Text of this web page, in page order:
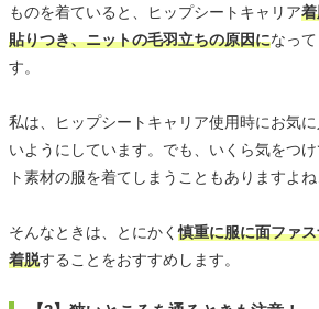
ものを着ていると、ヒップシートキャリア
貼りつき、ニットの毛羽立ちの原因になっ
す。
私は、ヒップシートキャリア使用時にお気
いようにしています。でも、いくら気をつ
ト素材の服を着てしまうこともありますよ
そんなときは、とにかく慎重に服に面ファ
着脱することをおすすめします。